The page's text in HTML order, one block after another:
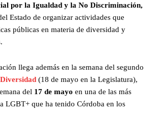
por la Igualdad y la No Discriminación,
Estado de organizar actividades que
públicas en materia de diversidad y
llega además en la semana del segundo
(18 de mayo en la Legislatura),
del 17 de mayo en una de las más
LGBT+ que ha tenido Córdoba en los